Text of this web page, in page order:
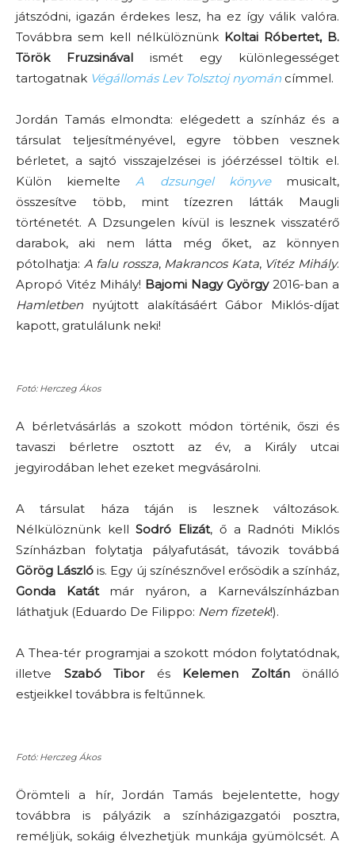
játszódni, igazán érdekes lesz, ha ez így válik valóra.
Továbbra sem kell nélkülöznünk Koltai Róbertet, B.
Török Fruzsinával ismét egy különlegességet
tartogatnak Végállomás Lev Tolsztoj nyomán címmel.
Jordán Tamás elmondta: elégedett a színház és a
társulat teljesítményével, egyre többen vesznek
bérletet, a sajtó visszajelzései is jóérzéssel töltik el.
Külön kiemelteA dzsungel könyvemusicalt,
összesítve több, mint tízezren látták Maugli
történetét. A Dzsungelen kívül is lesznek visszatérő
darabok, aki nem látta még őket, az könnyen
pótolhatja: A falu rossza, Makrancos Kata, Vitéz Mihály.
Apropó Vitéz Mihály! Bajomi Nagy György2016-ban a
Hamletben nyújtott alakításáért Gábor Miklós-díjat
kapott, gratulálunk neki!
Fotó: Herczeg Ákos
A bérletvásárlás a szokott módon történik, őszi és
tavaszi bérletre osztott az év, a Király utcai
jegyirodában lehet ezeket megvásárolni.
A társulat háza táján is lesznek változások.
Nélkülöznünk kellSodró Elizát, ő a Radnóti Miklós
Színházban folytatja pályafutását, távozik továbbá
Görög László is. Egy új színésznővel erősödik a színház,
Gonda Katátmár nyáron, a Karneválszínházban
láthatjuk (Eduardo De Filippo: Nem fizetek!).
A Thea-tér programjai a szokott módon folytatódnak,
illetve Szabó Tiborés Kelemen Zoltánönálló
estjeikkel továbbra is feltűnnek.
Fotó: Herczeg Ákos
Örömteli a hír, Jordán Tamás bejelentette, hogy
továbbra is pályázik a színházigazgatói posztra,
reméljük, sokáig élvezhetjük munkája gyümölcsét. A